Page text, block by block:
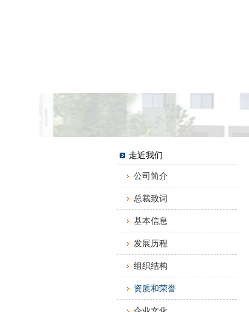
走近我们
公司简介
总裁致词
基本信息
发展历程
组织结构
资质和荣誉